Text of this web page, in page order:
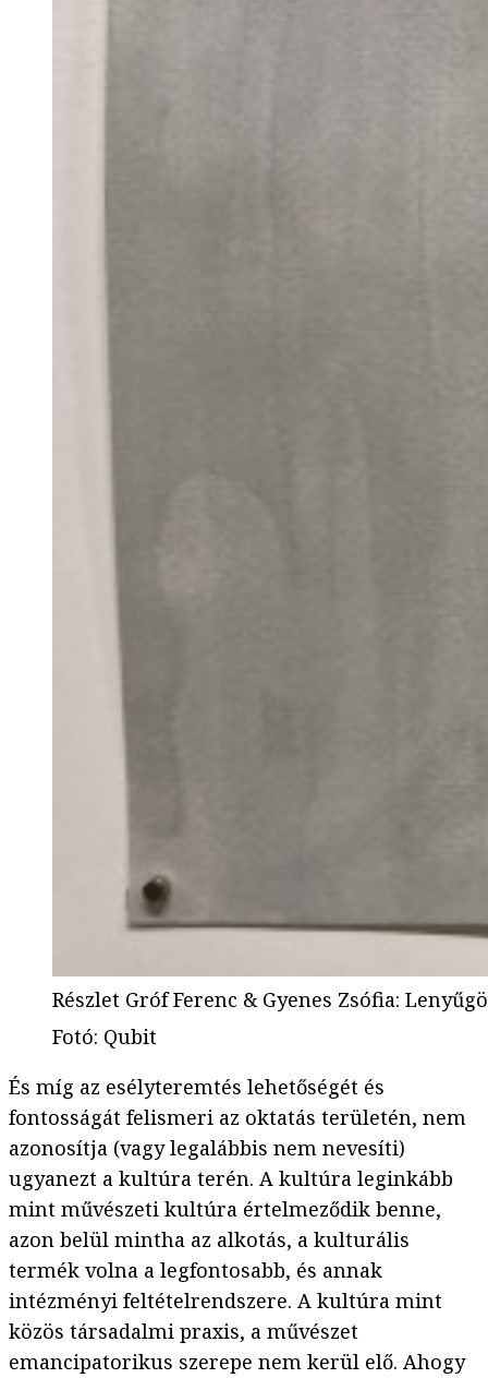
Részlet Gróf Ferenc & Gyenes Zsófia:
Fotó: Qubit
És míg az esélyteremtés lehetőségét és
fontosságát felismeri az oktatás területén, nem
azonosítja (vagy legalábbis nem nevesíti)
ugyanezt a kultúra terén. A kultúra leginkább
mint művészeti kultúra értelmeződik benne,
azon belül mintha az alkotás, a kulturális
termék volna a legfontosabb, és annak
intézményi feltételrendszere. A kultúra mint
közös társadalmi praxis, a művészet
emancipatorikus szerepe nem kerül elő. Ahogy